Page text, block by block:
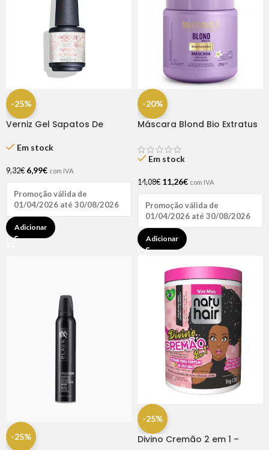
-25%
Verniz Gel Sapatos De
Em stock
9,32€ 6,99€ com IVA
Promoção válida de
01/04/2026 até 30/08/2026
Adicionar
-20%
Máscara Blond Bio Extratus
Em stock
14,08€ 11,26€ com IVA
Promoção válida de
01/04/2026 até 30/08/2026
Adicionar
-25%
-25%
Divino Cremão 2 em 1 –